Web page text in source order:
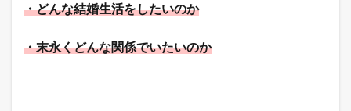
・どんな結婚生活をしたいのか
・末永くどんな関係でいたいのか